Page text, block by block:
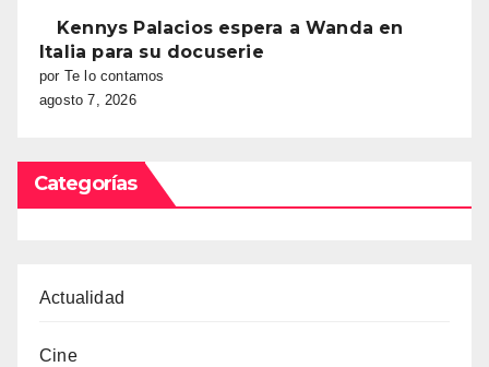
Kennys Palacios espera a Wanda en
Italia para su docuserie
por Te lo contamos
agosto 7, 2026
Categorías
Actualidad
Cine